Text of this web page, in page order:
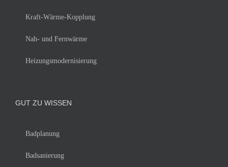
Kraft-Wärme-Kopplung
Nah- und Fernwärme
Heizungsmodernisierung
GUT ZU WISSEN
Badplanung
Badsanierung